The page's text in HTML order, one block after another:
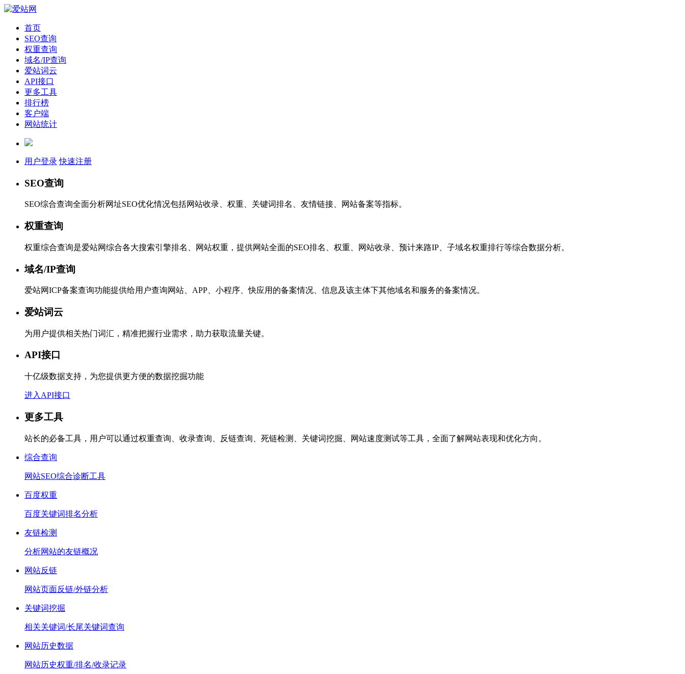
首页
SEO查询
权重查询
域名/IP查询
爱站词云
API接口
更多工具
排行榜
客户端
网站统计
用户登录 快速注册
SEO查询
SEO综合查询全面分析网址SEO优化情况包括网站收录、权重、关键词排名、友情链接、网站备案等指标。
权重查询
权重综合查询是爱站网综合各大搜索引擎排名、网站权重，提供网站全面的SEO排名、权重、网站收录、预计来路IP、子域名权重排行等综合数据分析。
域名/IP查询
爱站网ICP备案查询功能提供给用户查询网站、APP、小程序、快应用的备案情况、信息及该主体下其他域名和服务的备案情况。
爱站词云
为用户提供相关热门词汇，精准把握行业需求，助力获取流量关键。
API接口
十亿级数据支持，为您提供更方便的数据挖掘功能
进入API接口
更多工具
站长的必备工具，用户可以通过权重查询、收录查询、反链查询、死链检测、关键词挖掘、网站速度测试等工具，全面了解网站表现和优化方向。
综合查询
网站SEO综合诊断工具
百度权重
百度关键词排名分析
友链检测
分析网站的友链概况
网站反链
网站页面反链/外链分析
关键词挖掘
相关关键词/长尾关键词查询
网站历史数据
网站历史权重/排名/收录记录